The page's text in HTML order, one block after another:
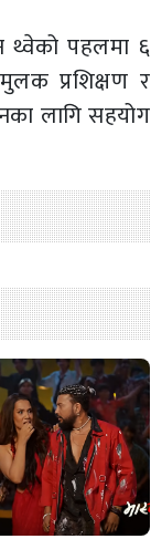
थ्वेको पहलमा ६
प्रशिक्षण र
लागि सहयोग